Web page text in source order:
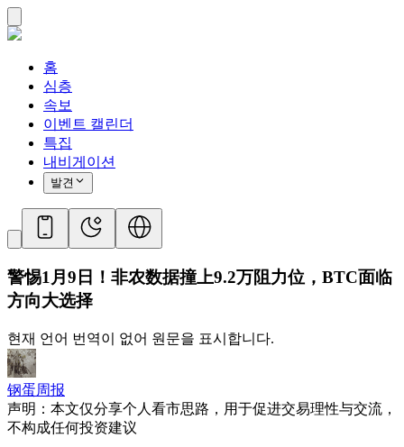
홈
심층
속보
이벤트 캘린더
특집
내비게이션
발견
警惕1月9日！非农数据撞上9.2万阻力位，BTC面临
方向大选择
현재 언어 번역이 없어 원문을 표시합니다.
钢蛋周报
声明：本文仅分享个人看市思路，用于促进交易理性与交流，
不构成任何投资建议